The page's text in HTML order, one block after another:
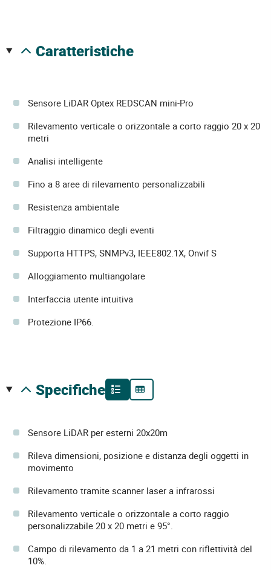
caratteristiche
Sensore LiDAR Optex REDSCAN mini-Pro
Rilevamento verticale o orizzontale a corto raggio 20 x 20
metri
Analisi intelligente
Fino a 8 aree di rilevamento personalizzabili
Resistenza ambientale
Filtraggio dinamico degli eventi
Supporta HTTPS, SNMPv3, IEEE802.1X, Onvif S
Alloggiamento multiangolare
Interfaccia utente intuitiva
Protezione IP66.
specifiche
Sensore LiDAR per esterni 20x20m
Rileva dimensioni, posizione e distanza degli oggetti in
movimento
Rilevamento tramite scanner laser a infrarossi
Rilevamento verticale o orizzontale a corto raggio
personalizzabile 20 x 20 metri e 95°.
Campo di rilevamento da 1 a 21 metri con riflettività del
10%.